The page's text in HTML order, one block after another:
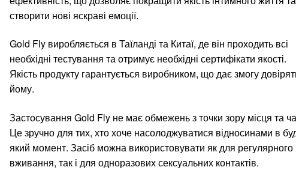
створити нові яскраві емоції.
Gold Fly виробляється в Таїланді та Китаї, де він проходить всі
необхідні тестування та отримує необхідні сертифікати якості.
Якість продукту гарантується виробником, що дає змогу
йому.
Застосування Gold Fly не має обмежень з точки зору місця та
Це зручно для тих, хто хоче насолоджуватися відносинами в
який момент. Засіб можна використовувати як для регулярного
вживання, так і для одноразових сексуальних контактів.